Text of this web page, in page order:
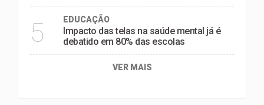
5 EDUCAÇÃO
Impacto das telas na saúde mental já é
debatido em 80% das escolas
VER MAIS